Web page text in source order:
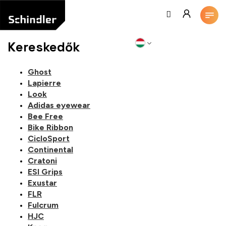
fő
Kereskedők
Ghost
Lapierre
Look
Adidas eyewear
Bee Free
Bike Ribbon
CicloSport
Continental
Cratoni
ESI Grips
Exustar
FLR
Fulcrum
HJC